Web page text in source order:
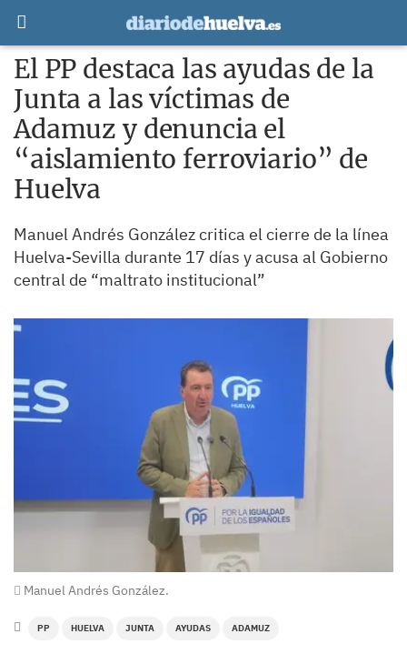
El PP destaca las ayudas de la
Junta a las víctimas de
Adamuz y denuncia el
“aislamiento ferroviario” de
Huelva
Manuel Andrés González critica el cierre de la línea
Huelva-Sevilla durante 17 días y acusa al Gobierno
central de “maltrato institucional”
Manuel Andrés González.
PP HUELVA JUNTA AYUDAS ADAMUZ